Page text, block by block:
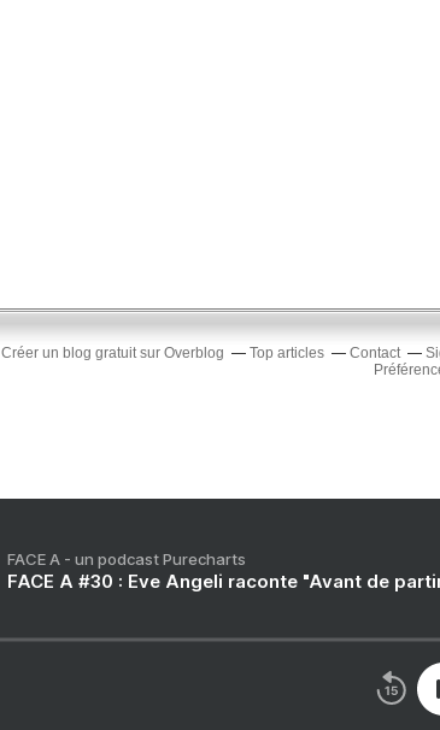
Créer un blog gratuit sur Overblog Top articles Contact
FACE A - un podcast Purecharts
FACE A #30 : Eve Angeli raconte "Avant de